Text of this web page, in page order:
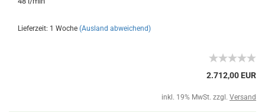
Lieferzeit: 1 Woche (Ausland abweichend)
2.712,00 EUR
inkl. 19% MwSt. zzgl. Versand